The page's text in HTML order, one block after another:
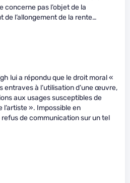
concerne pas l’objet de la
de l’allongement de la rente…
lui a répondu que le droit moral «
entraves à l’utilisation d’une œuvre,
aux usages susceptibles de
l’artiste ». Impossible en
de communication sur un tel